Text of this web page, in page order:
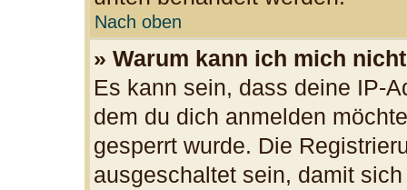
Nach oben
» Warum kann ich mich
Es kann sein, dass deine IP-
dem du dich anmelden
gesperrt wurde. Die
ausgeschaltet sein, damit